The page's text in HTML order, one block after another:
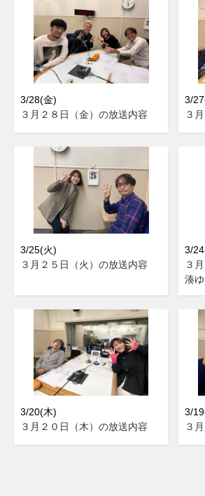
3/28(金)
３月２８日（金）の放送内容
3/
３
3/25(火)
３月２５日（火）の放送内容
3/
３
湊
3/20(木)
３月２０日（木）の放送内容
3/
３